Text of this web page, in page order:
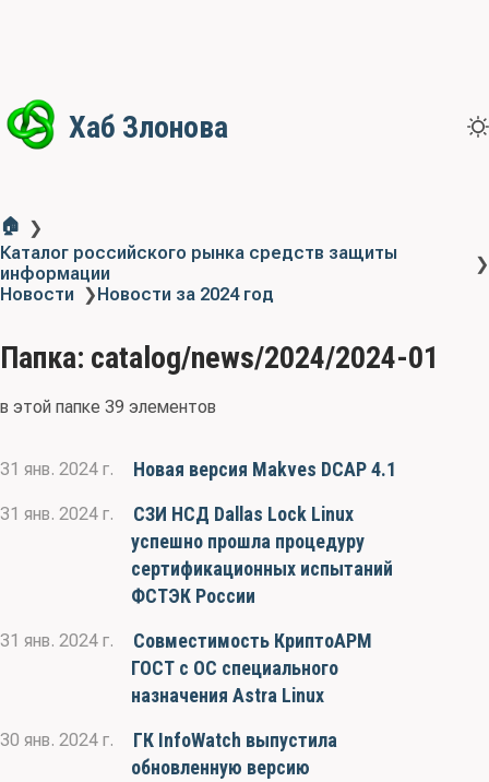
Хаб Злонова
🏠 ❯
Каталог российского рынка средств защиты
информации
❯
Новости ❯Новости за 2024 год
Папка: catalog/news/2024/2024-01
в этой папке 39 элементов
31 янв. 2024 г. Новая версия Makves DCAP 4.1
31 янв. 2024 г.
СЗИ НСД Dallas Lock Linux
успешно прошла процедуру
сертификационных испытаний
ФСТЭК России
31 янв. 2024 г.
Совместимость КриптоАРМ
ГОСТ с ОС специального
назначения Astra Linux
30 янв. 2024 г.
ГК InfoWatch выпустила
обновленную версию